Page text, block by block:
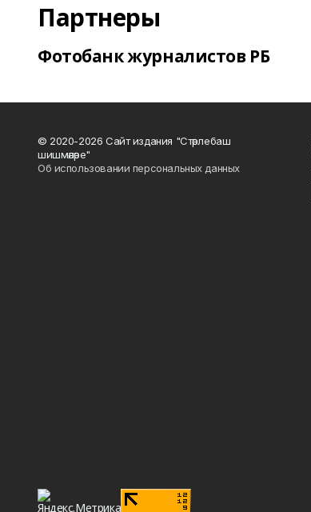
Партнеры
Фотобанк журналистов РБ
© 2020-2026 Сайт издания "Стәрлебаш
шишмәләре"
Об использовании персональных данных